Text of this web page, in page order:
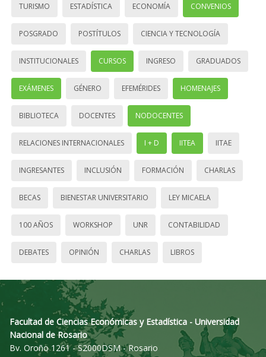
TURISMO ESTADÍSTICA ECONOMÍA CONVENIOS
POSGRADO POSTÍTULOS CIENCIA Y TECNOLOGÍA
INSTITUCIONALES CURSOS INGRESO GRADUADOS
EXÁMENES GÉNERO EFEMÉRIDES HOMENAJES
BIBLIOTECA DOCENTES NODOCENTES
RELACIONES INTERNACIONALES I + D IITEA IITAE
INGRESANTES INCLUSIÓN FORMACIÓN CHARLAS
BECAS BIENESTAR UNIVERSITARIO LEY MICAELA
100 AÑOS WORKSHOP UNR CONTABILIDAD
DEBATES OPINIÓN CHARLAS LIBROS
Facultad de Ciencias Económicas y Estadística - Universidad
Nacional de Rosario
Bv. Oroño 1261 - S2000DSM - Rosario